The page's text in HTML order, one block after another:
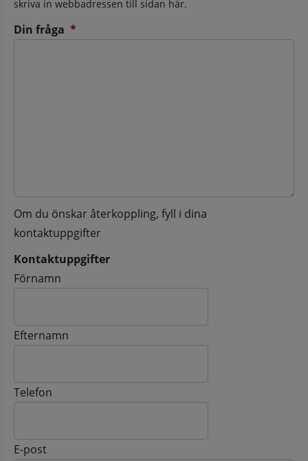
skriva in webbadressen till sidan här.
Din fråga *
Om du önskar återkoppling, fyll i dina
kontaktuppgifter
Kontaktuppgifter
Kontaktuppgifter
Förnamn
Efternamn
Telefon
E-post